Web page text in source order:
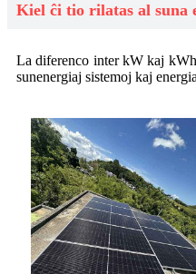
Kiel ĉi tio rilatas al suna
La diferenco inter kW kaj
sunenergiaj sistemoj kaj